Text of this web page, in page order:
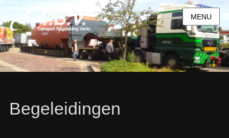
MENU
Begeleidingen